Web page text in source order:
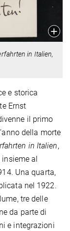
in Italien,
e storica
Ernst
il primo
della morte
in Italien,
al
Una quarta,
nel 1922.
tre delle
da parte di
e integrazioni